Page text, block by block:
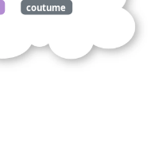
coutume
montaigne